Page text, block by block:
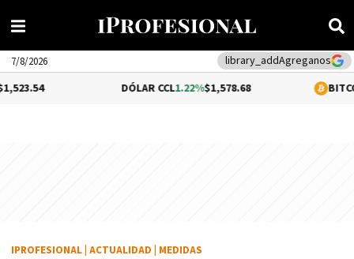
library_addAgreganos
7/8/2026
1.22%$1,578.68 0.12%
IPROFESIONAL ACTUALIDAD MEDIDAS